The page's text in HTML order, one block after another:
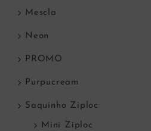
Mescla
Neon
PROMO
Purpucream
Saquinho Ziploc
Mini Ziploc